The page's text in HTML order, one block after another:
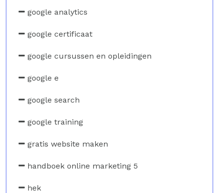
google analytics
google certificaat
google cursussen en opleidingen
google e
google search
google training
gratis website maken
handboek online marketing 5
hek